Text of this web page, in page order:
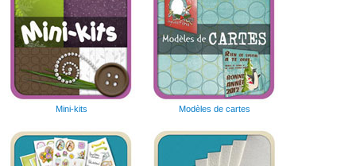
Mini-kits Modèles de cartes